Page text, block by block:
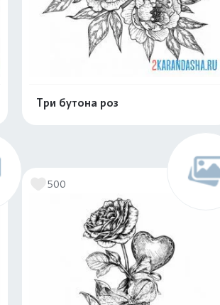
Три бутона роз
500